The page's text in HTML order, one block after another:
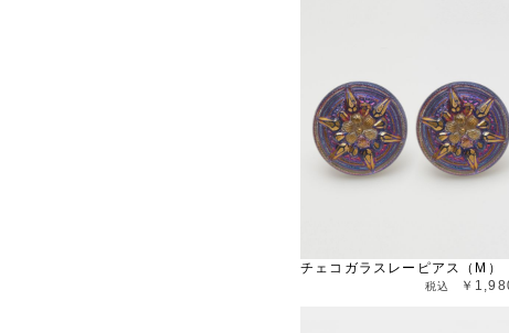
チェコガラスレーピアス（M）
￥